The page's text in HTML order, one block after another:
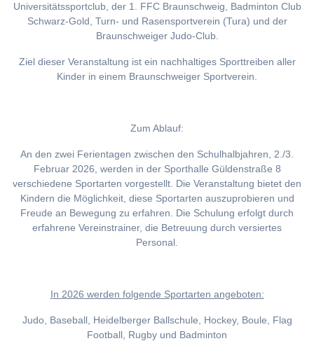
Universitätssportclub, der 1. FFC Braunschweig, Badminton Club
Schwarz-Gold, Turn- und Rasensportverein (Tura) und der
Braunschweiger Judo-Club.
Ziel dieser Veranstaltung ist ein nachhaltiges Sporttreiben aller
Kinder in einem Braunschweiger Sportverein.
Zum Ablauf:
An den zwei Ferientagen zwischen den Schulhalbjahren, 2./3.
Februar 2026, werden in der Sporthalle Güldenstraße 8
verschiedene Sportarten vorgestellt. Die Veranstaltung bietet den
Kindern die Möglichkeit, diese Sportarten auszuprobieren und
Freude an Bewegung zu erfahren. Die Schulung erfolgt durch
erfahrene Vereinstrainer, die Betreuung durch versiertes
Personal.
In 2026 werden folgende Sportarten angeboten:
Judo, Baseball, Heidelberger Ballschule, Hockey, Boule, Flag
Football, Rugby und Badminton